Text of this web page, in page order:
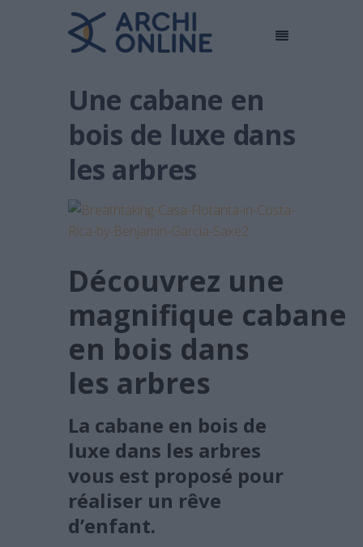
Une cabane en
bois de luxe dans
les arbres
Découvrez une
magnifique cabane
en bois dans
les arbres
La cabane en bois de
luxe dans les arbres
vous est proposé pour
réaliser un rêve
d’enfant.